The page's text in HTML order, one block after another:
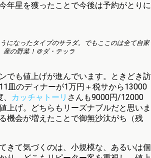
年星を獲ったことで今後は予約がとりに
になったタイプのサラダ。でもここのは全て自家
産の野菜！＠ダ・テッラ
でも値上げが進んでいます。ときどき訪
皿のディナーが1万円＋税サから13000
カッチャトーリ さんも9000円/12000
上げ。どちらもリーズナブルだと思いま
機会が増えたことで御無沙汰がち（残
きて気づくのは、小規模な、あるいは個